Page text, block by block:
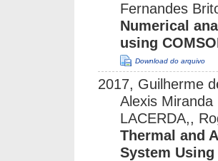
Fernandes
Numerical
using
Download do arquivo
2017, Guilherme
Alexis Miranda
LACERDA,,
Thermal and
System